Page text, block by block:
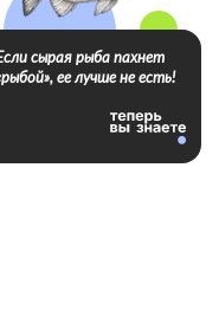
сырая рыба пахнет
ее лучше не есть!